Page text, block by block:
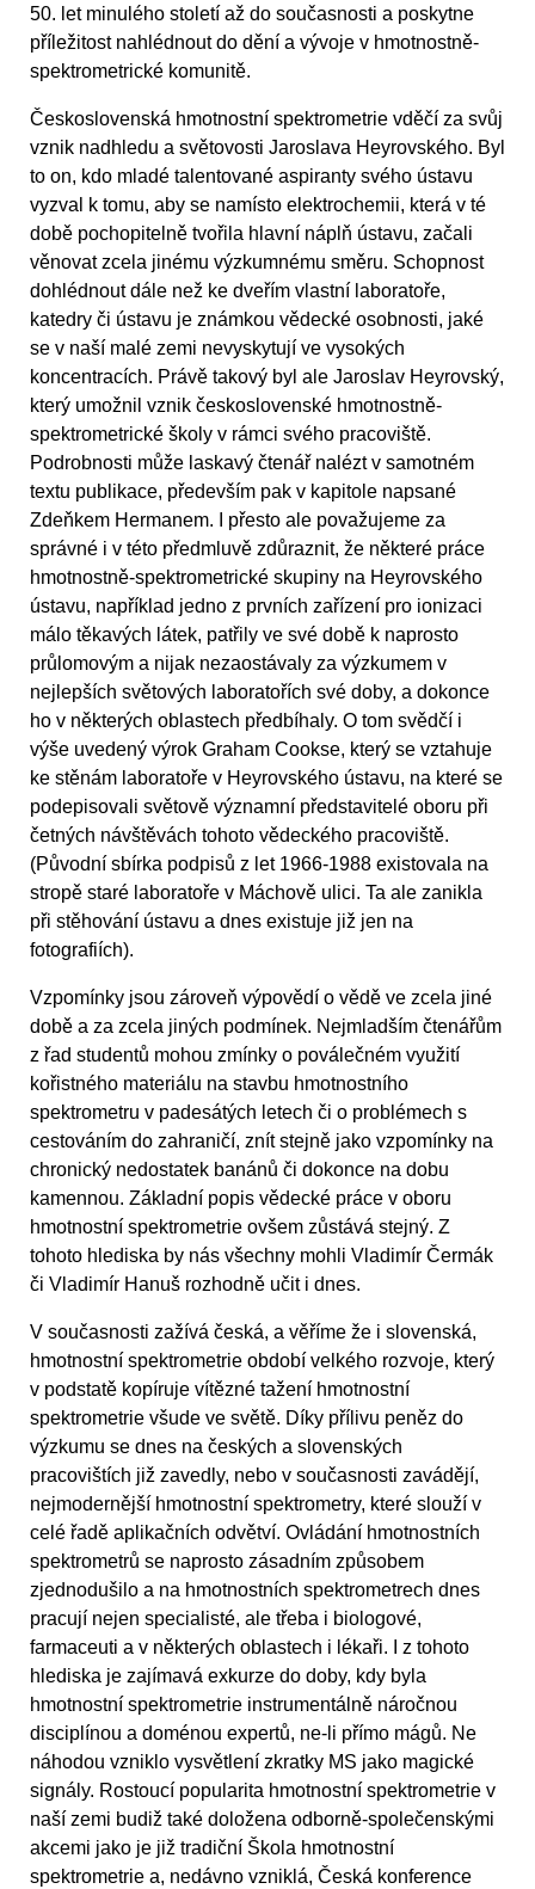
50. let minulého století až do současnosti a poskytne
příležitost nahlédnout do dění a vývoje v hmotnostně-
spektrometrické komunitě.
Československá hmotnostní spektrometrie vděčí za svůj
vznik nadhledu a světovosti Jaroslava Heyrovského. Byl
to on, kdo mladé talentované aspiranty svého ústavu
vyzval k tomu, aby se namísto elektrochemii, která v té
době pochopitelně tvořila hlavní náplň ústavu, začali
věnovat zcela jinému výzkumnému směru. Schopnost
dohlédnout dále než ke dveřím vlastní laboratoře,
katedry či ústavu je známkou vědecké osobnosti, jaké
se v naší malé zemi nevyskytují ve vysokých
koncentracích. Právě takový byl ale Jaroslav Heyrovský,
který umožnil vznik československé hmotnostně-
spektrometrické školy v rámci svého pracoviště.
Podrobnosti může laskavý čtenář nalézt v samotném
textu publikace, především pak v kapitole napsané
Zdeňkem Hermanem. I přesto ale považujeme za
správné i v této předmluvě zdůraznit, že některé práce
hmotnostně-spektrometrické skupiny na Heyrovského
ústavu, například jedno z prvních zařízení pro ionizaci
málo těkavých látek, patřily ve své době k naprosto
průlomovým a nijak nezaostávaly za výzkumem v
nejlepších světových laboratořích své doby, a dokonce
ho v některých oblastech předbíhaly. O tom svědčí i
výše uvedený výrok Graham Cookse, který se vztahuje
ke stěnám laboratoře v Heyrovského ústavu, na které se
podepisovali světově významní představitelé oboru při
četných návštěvách tohoto vědeckého pracoviště.
(Původní sbírka podpisů z let 1966-1988 existovala na
stropě staré laboratoře v Máchově ulici. Ta ale zanikla
při stěhování ústavu a dnes existuje již jen na
fotografiích).
Vzpomínky jsou zároveň výpovědí o vědě ve zcela jiné
době a za zcela jiných podmínek. Nejmladším čtenářům
z řad studentů mohou zmínky o poválečném využití
kořistného materiálu na stavbu hmotnostního
spektrometru v padesátých letech či o problémech s
cestováním do zahraničí, znít stejně jako vzpomínky na
chronický nedostatek banánů či dokonce na dobu
kamennou. Základní popis vědecké práce v oboru
hmotnostní spektrometrie ovšem zůstává stejný. Z
tohoto hlediska by nás všechny mohli Vladimír Čermák
či Vladimír Hanuš rozhodně učit i dnes.
V současnosti zažívá česká, a věříme že i slovenská,
hmotnostní spektrometrie období velkého rozvoje, který
v podstatě kopíruje vítězné tažení hmotnostní
spektrometrie všude ve světě. Díky přílivu peněz do
výzkumu se dnes na českých a slovenských
pracovištích již zavedly, nebo v současnosti zavádějí,
nejmodernější hmotnostní spektrometry, které slouží v
celé řadě aplikačních odvětví. Ovládání hmotnostních
spektrometrů se naprosto zásadním způsobem
zjednodušilo a na hmotnostních spektrometrech dnes
pracují nejen specialisté, ale třeba i biologové,
farmaceuti a v některých oblastech i lékaři. I z tohoto
hlediska je zajímavá exkurze do doby, kdy byla
hmotnostní spektrometrie instrumentálně náročnou
disciplínou a doménou expertů, ne-li přímo mágů. Ne
náhodou vzniklo vysvětlení zkratky MS jako magické
signály. Rostoucí popularita hmotnostní spektrometrie v
naší zemi budiž také doložena odborně-společenskými
akcemi jako je již tradiční Škola hmotnostní
spektrometrie a, nedávno vzniklá, Česká konference